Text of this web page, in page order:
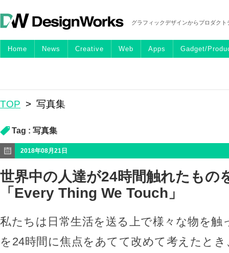
グラフィックデザインからプロダク
Home News Creative Web Apps Gadget/
TOP > 写真集
Tag : 写真集
2018年08月21日
世界中の人達が24時間触れたもの
「Every Thing We Touch」
私たちは日常生活を送る上で様々な物を触
を24時間に焦点をあてて改めて考えたと